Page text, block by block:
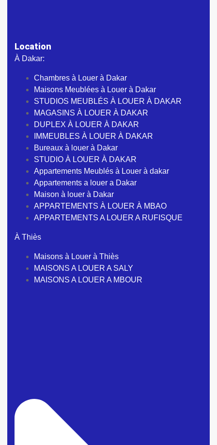
Location
À Dakar:
Chambres à Louer à Dakar
Maisons Meublées à Louer à Dakar
STUDIOS MEUBLÉS À LOUER À DAKAR
MAGASINS À LOUER À DAKAR
DUPLEX À LOUER À DAKAR
IMMEUBLES À LOUER À DAKAR
Bureaux à louer à Dakar
STUDIO À LOUER À DAKAR
Appartements Meublés à Louer à dakar
Appartements a louer a Dakar
Maison à louer à Dakar
APPARTEMENTS À LOUER À MBAO
APPARTEMENTS A LOUER A RUFISQUE
À Thiès
Maisons à Louer à Thiès
MAISONS A LOUER A SALY
MAISONS A LOUER A MBOUR